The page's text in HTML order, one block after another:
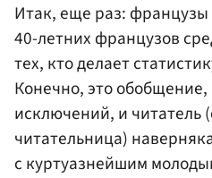
Итак, еще раз:
40-летних французов
тех, кто делает
Конечно, это обобщение,
исключений, и читатель
читательница)
с куртуазнейшим